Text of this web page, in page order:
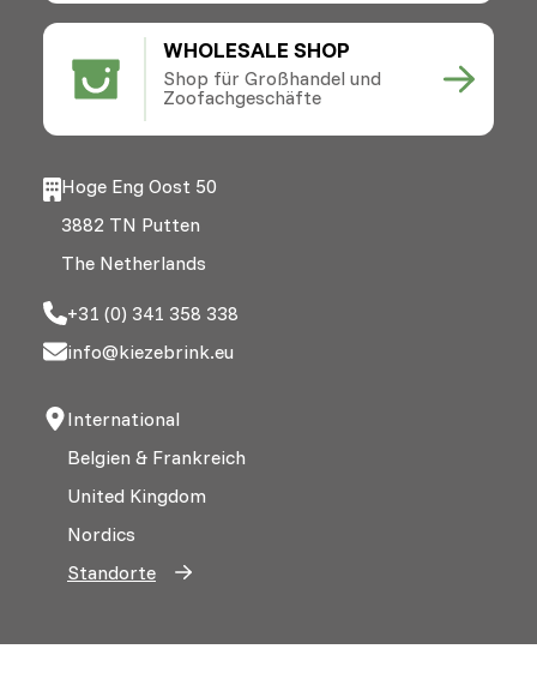
WHOLESALE SHOP
Shop für Großhandel und
Zoofachgeschäfte
Hoge Eng Oost 50
3882 TN Putten
The Netherlands
+31 (0) 341 358 338
info@kiezebrink.eu
International
Belgien & Frankreich
United Kingdom
Nordics
Standorte